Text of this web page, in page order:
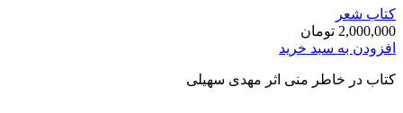
کتاب شعر
2,000,000 تومان
افزودن به سبد خرید
کتاب در خاطر منی اثر مهدی سهیلی